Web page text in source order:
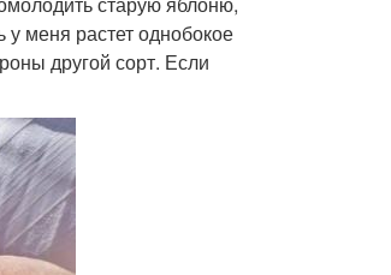
у меня растет однобокое
другой сорт. Если